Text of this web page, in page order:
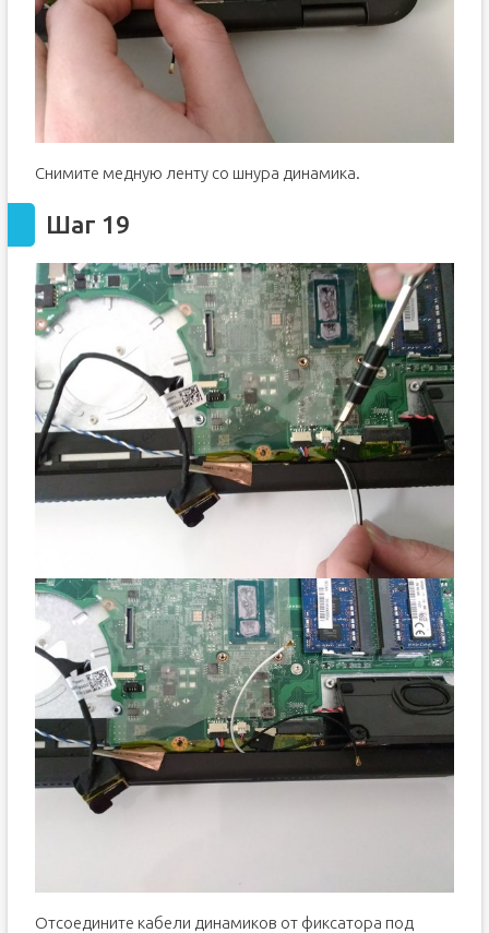
Снимите медную ленту со шнура динамика.
Шаг 19
Отсоедините кабели динамиков от фиксатора под